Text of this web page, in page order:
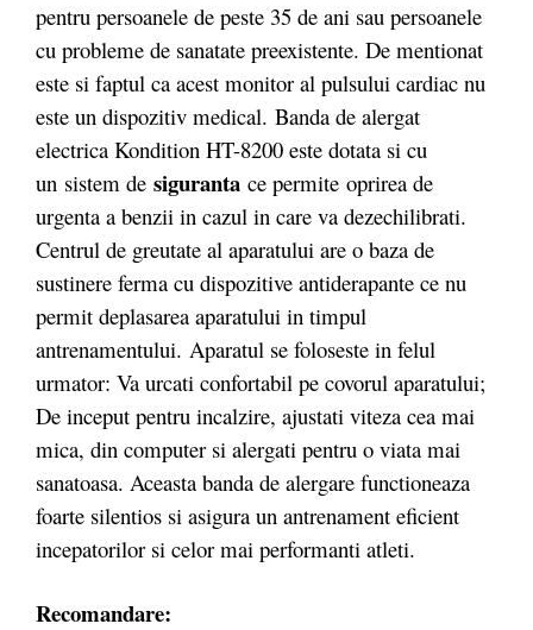
pentru persoanele de peste 35 de ani sau persoanele
cu probleme de sanatate preexistente. De mentionat
este si faptul ca acest monitor al pulsului cardiac nu
este un dispozitiv medical. Banda de alergat
electrica Kondition HT-8200 este dotata si cu
un sistem de siguranta ce permite oprirea de
urgenta a benzii in cazul in care va dezechilibrati.
Centrul de greutate al aparatului are o baza de
sustinere ferma cu dispozitive antiderapante ce nu
permit deplasarea aparatului in timpul
antrenamentului. Aparatul se foloseste in felul
urmator: Va urcati confortabil pe covorul aparatului;
De inceput pentru incalzire, ajustati viteza cea mai
mica, din computer si alergati pentru o viata mai
sanatoasa. Aceasta banda de alergare functioneaza
foarte silentios si asigura un antrenament eficient
incepatorilor si celor mai performanti atleti.
Recomandare: